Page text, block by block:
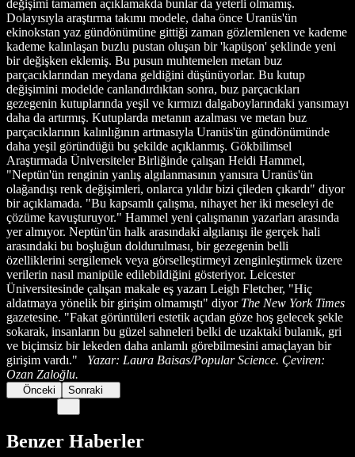
değişimi tamamen açıklamakda bunlar da yeterli olmamış.
Dolayısıyla araştırma takımı modele, daha önce Uranüs'ün
ekinokstan yaz gündönümüne gittiği zaman gözlemlenen ve kademe
kademe kalınlaşan buzlu pustan oluşan bir 'kapüşon' şeklinde yeni
bir değişken eklemiş. Bu pusun muhtemelen metan buz
parçacıklarından meydana geldiğini düşünüyorlar. Bu kutup
değişimini modelde canlandırdıktan sonra, buz parçacıkları
gezegenin kutuplarında yeşil ve kırmızı dalgaboylarındaki yansımayı
daha da artırmış. Kutuplarda metanın azalması ve metan buz
parçacıklarının kalınlığının artmasıyla Uranüs'ün gündönümünde
daha yeşil göründüğü bu şekilde açıklanmış. Gökbilimsel
Araştırmada Üniversiteler Birliğinde çalışan Heidi Hammel,
"Neptün'ün renginin yanlış algılanmasının yanısıra Uranüs'ün
olağandışı renk değişimleri, onlarca yıldır bizi çileden çıkardı" diyor
bir açıklamada. "Bu kapsamlı çalışma, nihayet her iki meseleyi de
çözüme kavuşturuyor." Hammel yeni çalışmanın yazarları arasında
yer almıyor. Neptün'ün halk arasındaki algılanışı ile gerçek hali
arasındaki bu boşluğun doldurulması, bir gezegenin belli
özelliklerini sergilemek veya görselleştirmeyi zenginleştirmek üzere
verilerin nasıl manipüle edilebildiğini gösteriyor. Leicester
Üniversitesinde çalışan makale eş yazarı Leigh Fletcher, "Hiç
aldatmaya yönelik bir girişim olmamıştı" diyor The New York Times
gazetesine. "Fakat görüntüleri estetik açıdan göze hoş gelecek şekle
sokarak, insanların bu güzel sahneleri belki de uzaktaki bulanık, gri
ve biçimsiz bir lekeden daha anlamlı görebilmesini amaçlayan bir
girişim vardı." Yazar: Laura Baisas/Popular Science. Çeviren:
Ozan Zaloğlu.
Önceki Sonraki
Benzer Haberler